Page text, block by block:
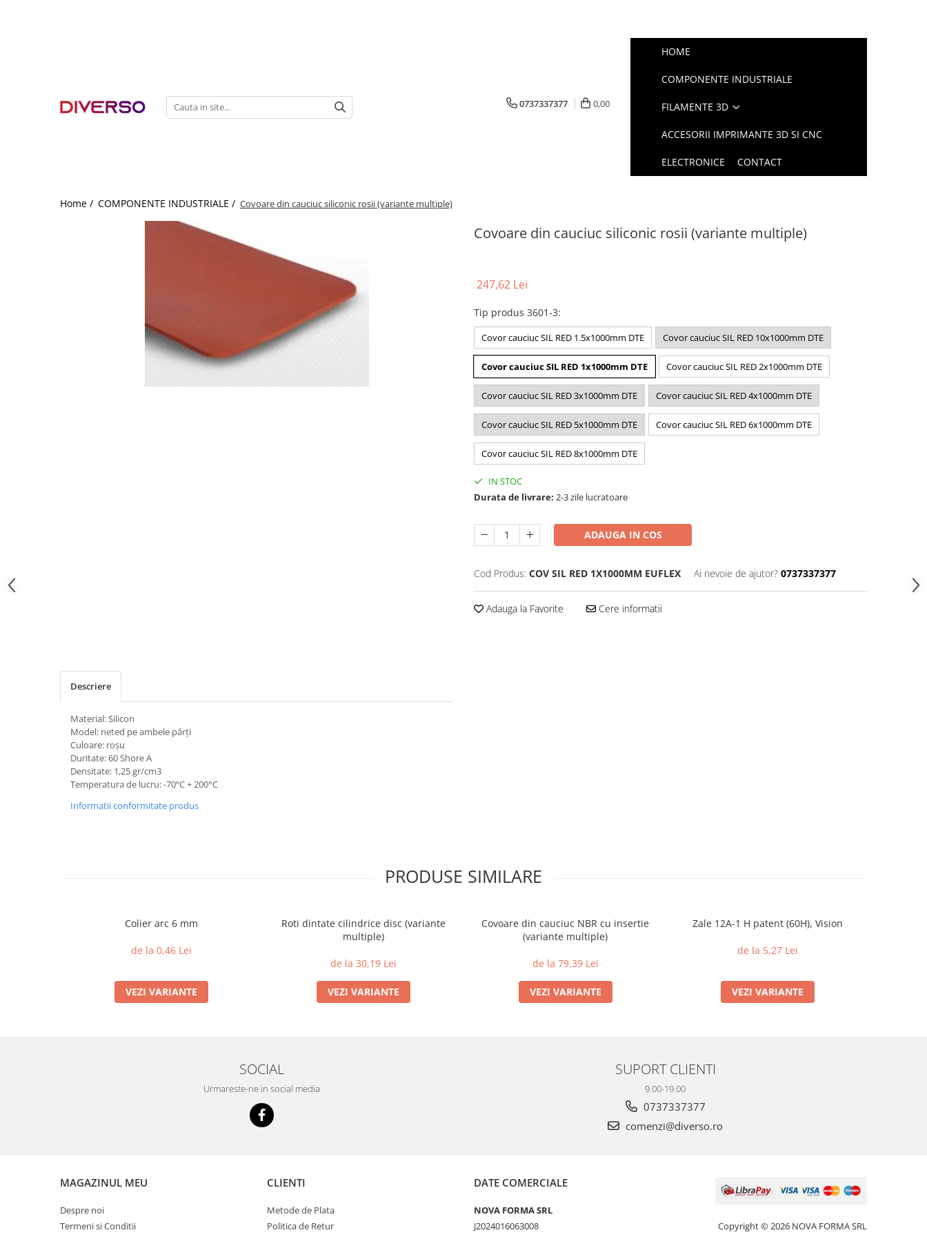
0737337377 0,00
HOME
COMPONENTE INDUSTRIALE
FILAMENTE 3D
ACCESORII IMPRIMANTE 3D SI CNC
ELECTRONICE CONTACT
Home / COMPONENTE INDUSTRIALE / Covoare din cauciuc siliconic rosii (variante multiple)
Covoare din cauciuc siliconic rosii (variante multiple)
247,62 Lei
Tip produs 3601-3:
Covor cauciuc SIL RED 1.5x1000mm DTE Covor cauciuc SIL RED 10x1000mm DTE
Covor cauciuc SIL RED 1x1000mm DTE Covor cauciuc SIL RED 2x1000mm DTE
Covor cauciuc SIL RED 3x1000mm DTE Covor cauciuc SIL RED 4x1000mm DTE
Covor cauciuc SIL RED 5x1000mm DTE Covor cauciuc SIL RED 6x1000mm DTE
Covor cauciuc SIL RED 8x1000mm DTE
IN STOC
Durata de livrare: 2-3 zile lucratoare
ADAUGA IN COS
Cod Produs: COV SIL RED 1X1000MM EUFLEX Ai nevoie de ajutor? 0737337377
Adauga la Favorite Cere informatii
Descriere
Material: Silicon
Model: neted pe ambele părți
Culoare: roșu
Duritate: 60 Shore A
Densitate: 1,25 gr/cm3
Temperatura de lucru: -70ºC + 200°C
Informatii conformitate produs
PRODUSE SIMILARE
Colier arc 6 mm
de la 0,46 Lei
VEZI VARIANTE
Roti dintate cilindrice disc (variante
multiple)
de la 30,19 Lei
VEZI VARIANTE
Covoare din cauciuc NBR cu insertie
(variante multiple)
de la 79,39 Lei
VEZI VARIANTE
Zale 12A-1 H patent (60H), Vision
de la 5,27 Lei
VEZI VARIANTE
SOCIAL
Urmareste-ne in social media
SUPORT CLIENTI
9.00-19.00
0737337377
comenzi@diverso.ro
MAGAZINUL MEU
Despre noi
Termeni si Conditii
CLIENTI
Metode de Plata
Politica de Retur
DATE COMERCIALE
NOVA FORMA SRL
J2024016063008
Copyright © 2026 NOVA FORMA SRL